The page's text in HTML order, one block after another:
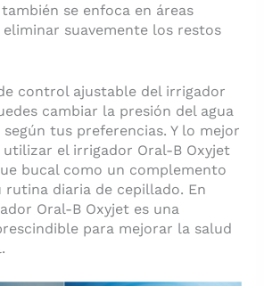
se enfoca en áreas
suavemente los restos
control ajustable del irrigador
cambiar la presión del agua
tus preferencias. Y lo mejor
utilizar el irrigador Oral-B Oxyjet
bucal como un complemento
diaria de cepillado. En
Oral-B Oxyjet es una
para mejorar la salud